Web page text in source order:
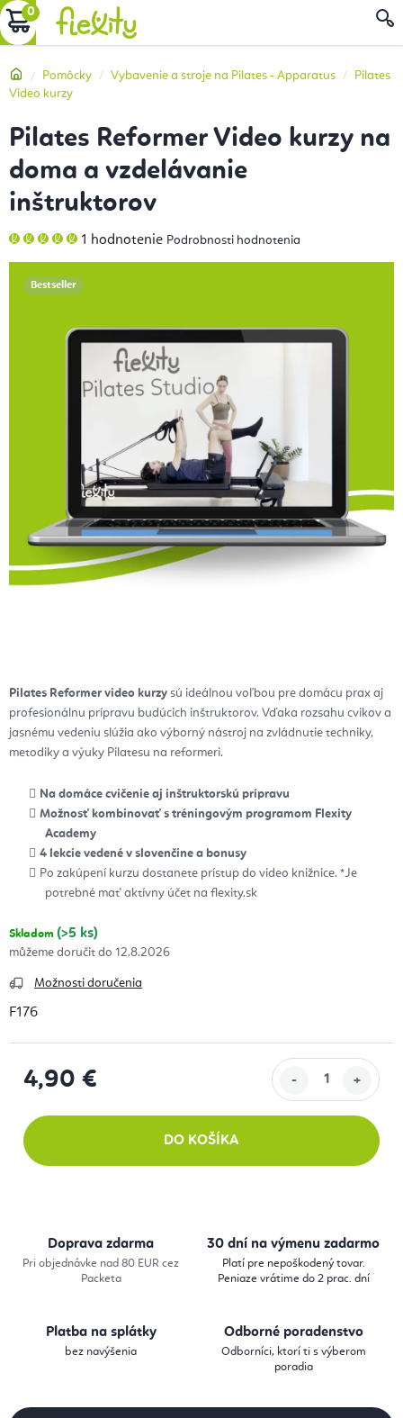
Prejsť
na
NÁKUPNÝ
DomovPomôcky Vybavenie a stroje na Pilates - Apparatus
Pilates
Video kurzy
Pilates Reformer video kurzy sú ideálnou voľbou pre domácu prax aj
profesionálnu prípravu budúcich inštruktorov. Vďaka rozsahu cvikov a
jasnému vedeniu slúžia ako výborný nástroj na zvládnutie techniky,
metodiky a výuky Pilatesu na reformeri.
Na domáce cvičenie aj inštruktorskú prípravu
Možnosť kombinovať s tréningovým programom Flexity
Academy
4 lekcie vedené v slovenčine a bonusy
Po zakúpení kurzu dostanete prístup do video knižnice. *Je
potrebné mať aktívny účet na flexity.sk
Skladom (>5 ks)
12.8.2026
Možnosti doručenia
F176
4,90 €
DO KOŠÍKA
Pilates Reformer Video kurzy na
doma a vzdelávanie
inštruktorov
Priemerné
hodnotenie
je
5,0
z
1 hodnotenie Podrobnosti hodnotenia
Bestseller
Doprava zdarma
Pri objednávke nad 80 EUR cez
Packeta
30 dní na výmenu zadarmo
Platí pre nepoškodený tovar.
Peniaze vrátime do 2 prac. dní
Platba na splátky
bez navýšenia
Odborné poradenstvo
Odborníci, ktorí ti s výberom
poradia